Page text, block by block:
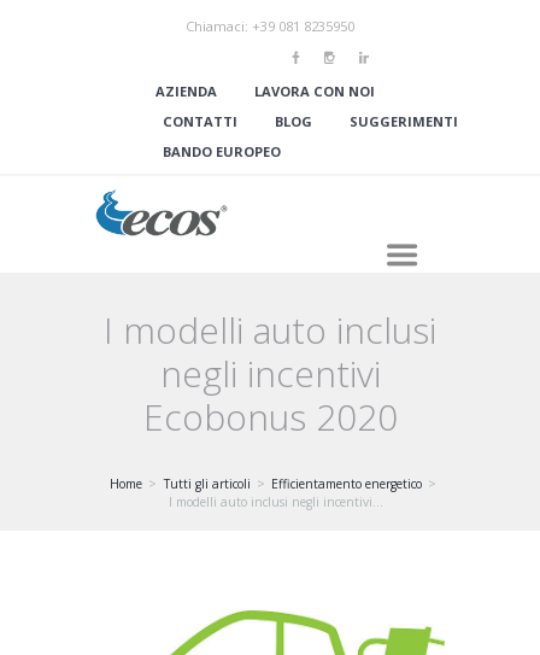
Chiamaci: +39 081 8235950
AZIENDA
LAVORA CON NOI
CONTATTI
BLOG
SUGGERIMENTI
BANDO EUROPEO
I modelli auto inclusi
negli incentivi
Ecobonus 2020
Home Tutti gli articoli
Efficientamento energetico
I modelli auto inclusi negli incentivi...